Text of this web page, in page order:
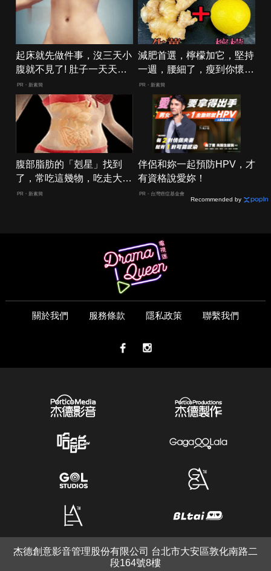
起床就先做件事，沒三天小
腹就不見了! 肚子一天天變
小！
PR・新素簡
減肥首選，檸檬加它，堅持
一週，腰細了，瘦到你懷疑
人生
PR・新素簡
腹部脂肪的「剋星」找到
了，常吃這幾物，吃走大肚
囊，瘦出小蠻腰
PR・新素簡
伴侶和妳一起預防HPV，才
有資格說愛妳！
PR・台灣癌症基金會
Recommended by
關於我們 服務條款 隱私政策 聯繫我們
杰德創意影音管理股份有限公司 台北市大安區敦化南路二
段164號8樓